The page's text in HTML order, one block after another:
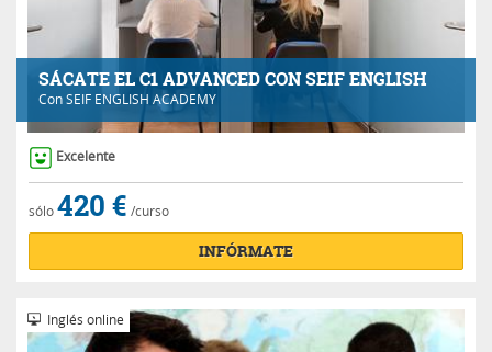
SÁCATE EL C1 ADVANCED CON SEIF ENGLISH
ConSEIF ENGLISH ACADEMY
Excelente
sólo420 € /curso
INFÓRMATE
Inglés online